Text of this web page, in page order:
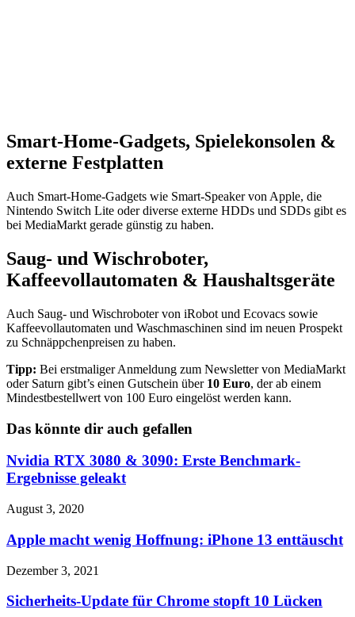
Smart-Home-Gadgets, Spielekonsolen &
externe Festplatten
Auch Smart-Home-Gadgets wie Smart-Speaker von Apple, die
Nintendo Switch Lite oder diverse externe HDDs und SDDs gibt es
bei MediaMarkt gerade günstig zu haben.
Saug- und Wischroboter,
Kaffeevollautomaten & Haushaltsgeräte
Auch Saug- und Wischroboter von iRobot und Ecovacs sowie
Kaffeevollautomaten und Waschmaschinen sind im neuen Prospekt
zu Schnäppchenpreisen zu haben.
Tipp: Bei erstmaliger Anmeldung zum Newsletter von MediaMarkt
oder Saturn gibt’s einen Gutschein über 10 Euro, der ab einem
Mindestbestellwert von 100 Euro eingelöst werden kann.
Das könnte dir auch gefallen
Nvidia RTX 3080 & 3090: Erste Benchmark-
Ergebnisse geleakt
August 3, 2020
Apple macht wenig Hoffnung: iPhone 13 enttäuscht
Dezember 3, 2021
Sicherheits-Update für Chrome stopft 10 Lücken